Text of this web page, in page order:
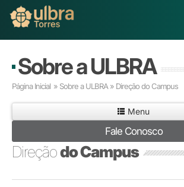
Buscar
Já sou Aluno
Matricule-se
Educação Básica
Graduação
Sobre a ULBRA
Página Inicial » Sobre a ULBRA » Direção do Campus
Menu
Fale Conosco
Direçãodo Campus